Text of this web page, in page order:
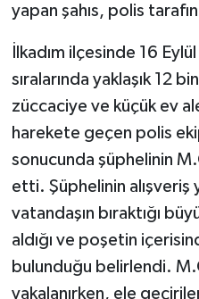
yapan şahıs, polis
İlkadım ilçesinde 16
sıralarında yaklaşık 12
züccaciye ve küçük ev
harekete geçen polis
sonucunda şüphelinin
etti. Şüphelinin alışveriş
vatandaşın bıraktığı
aldığı ve poşetin
bulunduğu belirlendi.
yakalanırken, ele